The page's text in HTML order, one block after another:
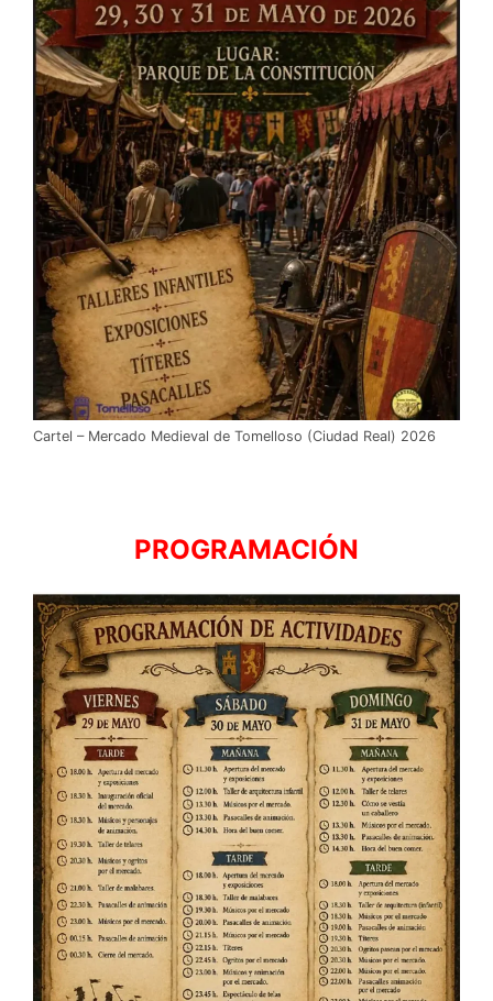
Cartel – Mercado Medieval de Tomelloso (Ciudad Real) 2026
PROGRAMACIÓN